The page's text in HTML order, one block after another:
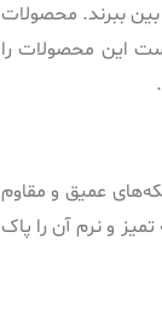
بین ببرند. محصولات
این محصولات را
عمیق و مقاوم
و نرم آن را پاک